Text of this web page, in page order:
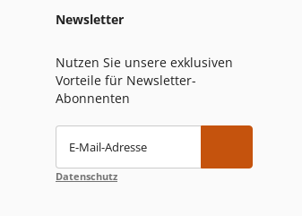
Newsletter
Nutzen Sie unsere exklusiven
Vorteile für Newsletter-
Abonnenten
E-Mail-Adresse
Datenschutz